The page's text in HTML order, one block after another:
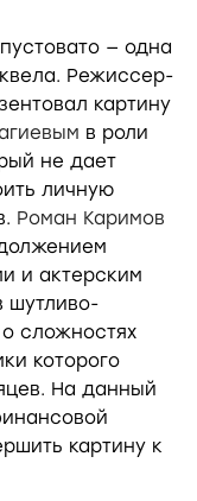
— одна
Режиссер-
картину
в роли
не дает
личную
Роман Каримов
и актерским
шутливо-
сложностях
которого
На данный
картину к